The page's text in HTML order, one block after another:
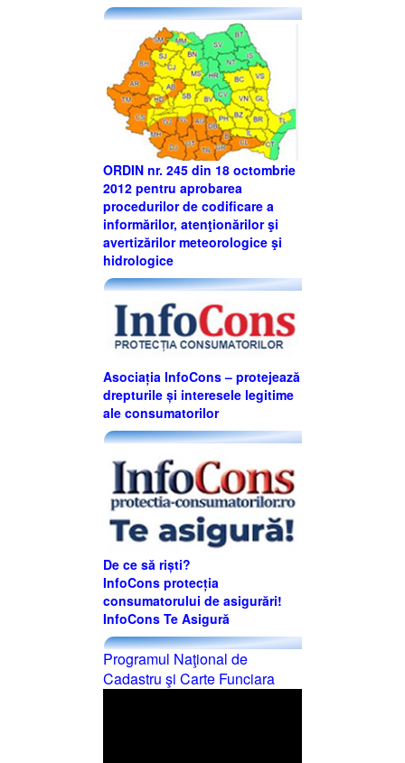
ORDIN nr. 245 din 18 octombrie
2012 pentru aprobarea
procedurilor de codificare a
informărilor, atenţionărilor şi
avertizărilor meteorologice şi
hidrologice
Asociația InfoCons – protejează
drepturile și interesele legitime
ale consumatorilor
De ce să riști?
InfoCons protecția
consumatorului de asigurări!
InfoCons Te Asigură
Programul Naţional de
Cadastru şi Carte Funciara